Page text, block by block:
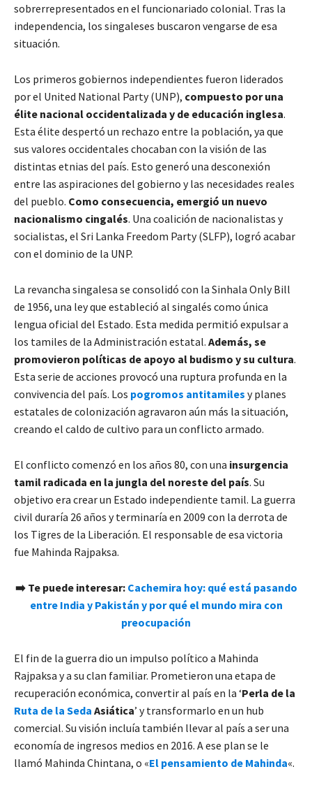
sobrerrepresentados en el funcionariado colonial. Tras la
independencia, los singaleses buscaron vengarse de esa
situación.
Los primeros gobiernos independientes fueron liderados
por el United National Party (UNP), compuesto por una
élite nacional occidentalizada y de educación inglesa.
Esta élite despertó un rechazo entre la población, ya que
sus valores occidentales chocaban con la visión de las
distintas etnias del país. Esto generó una desconexión
entre las aspiraciones del gobierno y las necesidades reales
del pueblo. Como consecuencia, emergió un nuevo
nacionalismo cingalés. Una coalición de nacionalistas y
socialistas, el Sri Lanka Freedom Party (SLFP), logró acabar
con el dominio de la UNP.
La revancha singalesa se consolidó con la Sinhala Only Bill
de 1956, una ley que estableció al singalés como única
lengua oficial del Estado. Esta medida permitió expulsar a
los tamiles de la Administración estatal. Además, se
promovieron políticas de apoyo al budismo y su cultura.
Esta serie de acciones provocó una ruptura profunda en la
convivencia del país. Los pogromos antitamiles y planes
estatales de colonización agravaron aún más la situación,
creando el caldo de cultivo para un conflicto armado.
El conflicto comenzó en los años 80, con una insurgencia
tamil radicada en la jungla del noreste del país. Su
objetivo era crear un Estado independiente tamil. La guerra
civil duraría 26 años y terminaría en 2009 con la derrota de
los Tigres de la Liberación. El responsable de esa victoria
fue Mahinda Rajpaksa.
➡️ Te puede interesar: Cachemira hoy: qué está pasando
entre India y Pakistán y por qué el mundo mira con
preocupación
El fin de la guerra dio un impulso político a Mahinda
Rajpaksa y a su clan familiar. Prometieron una etapa de
recuperación económica, convertir al país en la ‘Perla de la
Ruta de la Seda Asiática’ y transformarlo en un hub
comercial. Su visión incluía también llevar al país a ser una
economía de ingresos medios en 2016. A ese plan se le
llamó Mahinda Chintana, o «El pensamiento de Mahinda«.